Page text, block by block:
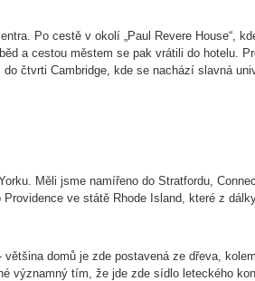
Po cestě v okolí „Paul Revere House“,
a cestou městem se pak vrátili do hotelu.
čtvrti Cambridge, kde se nachází slavná
Měli jsme namířeno do Stratfordu,
ve státě Rhode Island, které z
domů je zde postavená ze dřeva,
významný tím, že jde zde sídlo leteckého